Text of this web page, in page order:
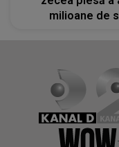
milioane de